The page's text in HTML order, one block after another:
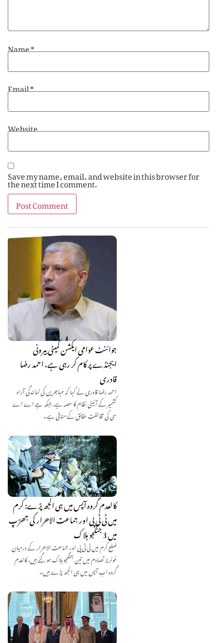
جوائنٹ عوامی ایکشن کمیٹی بیرونی
ایجنڈے پر کام کر رہی ہے، احمد رضا
قادری
احمد رضا قادری نے کہا کہ مہاجرین کی نمائندگی آزاد
کشمیر کے آئینی نظام کا حصہ ہے، جبکہ جے اے اے
سی کی مخالفت حقائق کے منافی ہے۔
کالعدم گروہ آپس میں ہی الجھ پڑے: کرم
میں ٹی ٹی پی اور جماعت الاحرار کی جھڑپ
میں 3 جنگجو ہلاک
ضلع کرم میں ٹی ٹی پی اور جماعت الاحرار کے درمیان
خونریز تصادم میں تین جنگجو ہلاک ہو گئے ہیں، کالعدم
گروہ اب آپس میں ہی الجھ پڑے ہیں۔
Name*
Email*
Website
Save my name, email, and website in this browser for
the next time I comment.